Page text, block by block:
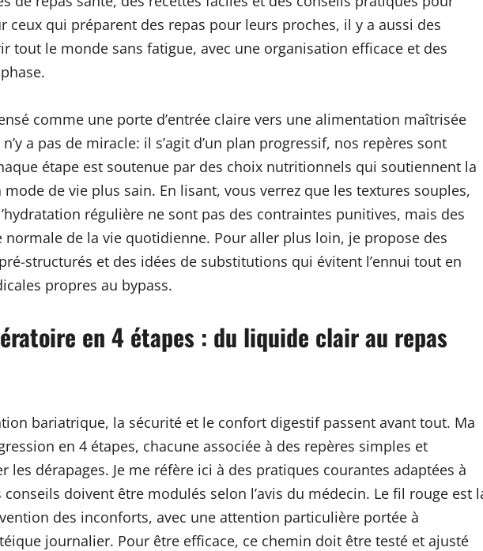
ceux qui préparent des repas pour leurs proches, il y a aussi des
tout le monde sans fatigue, avec une organisation efficace et des
comme une porte d’entrée claire vers une alimentation maîtrisée
a pas de miracle: il s’agit d’un plan progressif, nos repères sont
étape est soutenue par des choix nutritionnels qui soutiennent la
mode de vie plus sain. En lisant, vous verrez que les textures souples,
régulière ne sont pas des contraintes punitives, mais des
de la vie quotidienne. Pour aller plus loin, je propose des
structurés et des idées de substitutions qui évitent l’ennui tout en
propres au bypass.
en 4 étapes : du liquide clair au repas
bariatrique, la sécurité et le confort digestif passent avant tout. Ma
en 4 étapes, chacune associée à des repères simples et
les dérapages. Je me réfère ici à des pratiques courantes adaptées à
doivent être modulés selon l’avis du médecin. Le fil rouge est
des inconforts, avec une attention particulière portée à
journalier. Pour être efficace, ce chemin doit être testé et ajusté